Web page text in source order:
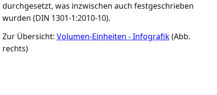
durchgesetzt, was inzwischen auch festgeschrieben
wurden (DIN 1301-1:2010-10).
Zur Übersicht: Volumen-Einheiten - Infografik(Abb.
rechts)